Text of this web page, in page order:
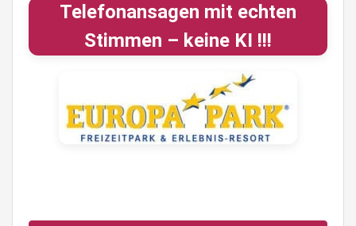
Telefonansagen mit echten
Stimmen – keine KI !!!